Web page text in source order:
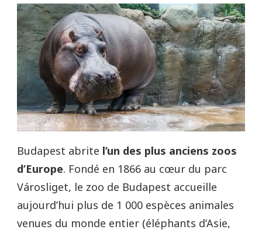
Budapest abrite l’un des plus anciens zoos
d’Europe. Fondé en 1866 au cœur du parc
Városliget, le zoo de Budapest accueille
aujourd’hui plus de 1 000 espèces animales
venues du monde entier (éléphants d’Asie,